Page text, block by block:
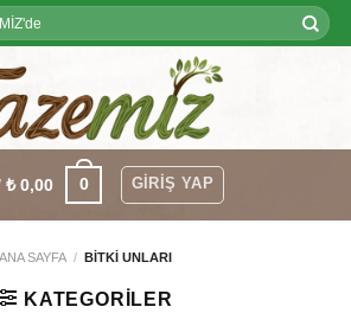
₺0,00 0 GIRIŞ YAP
ANA SAYFA / BITKI UNLARI
KATEGORILER